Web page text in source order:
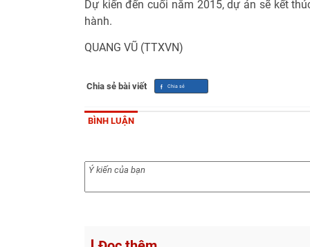
Dự kiến đến cuối năm 2015, dự án sẽ kết
hành.
QUANG VŨ (TTXVN)
Chia sẻ bài viết
BÌNH LUẬN